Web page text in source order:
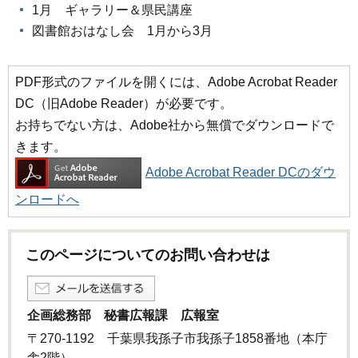
1月 ギャラリー＆県民講座
図書館おはなし会 1月から3月
PDF形式のファイルを開くには、Adobe Acrobat Reader
DC（旧Adobe Reader）が必要です。
お持ちでない方は、Adobe社から無償でダウンロードで
きます。
Adobe Acrobat Reader DCのダウ
ンロードへ
このページについてのお問い合わせは
企画総務部 秘書広報課 広報室
〒270-1192 千葉県我孫子市我孫子1858番地（本庁